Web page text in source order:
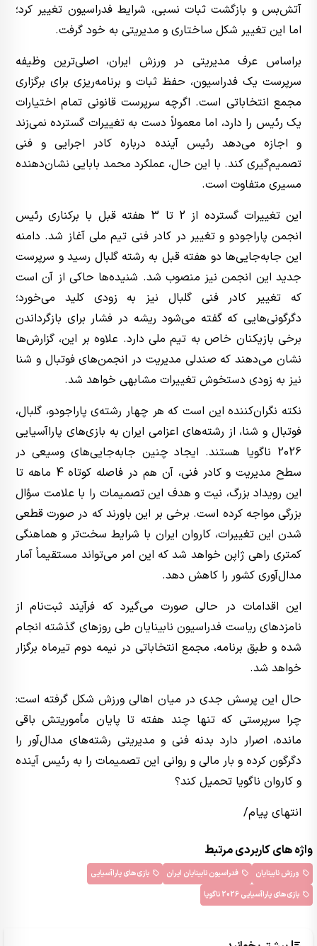
آتش‌بس و بازگشت ثبات نسبی، شرایط فدراسیون تغییر کرد؛
اما این تغییر شکل ساختاری و مدیریتی به خود گرفت.
براساس عرف مدیریتی در ورزش ایران، اصلی‌ترین وظیفه
سرپرست یک فدراسیون، حفظ ثبات و برنامه‌ریزی برای برگزاری
مجمع انتخاباتی است. اگرچه سرپرست قانونی تمام اختیارات
یک رئیس را دارد، اما معمولاً دست به تغییرات گسترده نمی‌زند
و اجازه می‌دهد رئیس آینده درباره کادر اجرایی و فنی
تصمیم‌گیری کند. با این حال، عملکرد محمد بابایی نشان‌دهنده
مسیری متفاوت است.
این تغییرات گسترده از 2 تا 3 هفته قبل با برکناری رئیس
انجمن پاراجودو و تغییر در کادر فنی تیم ملی آغاز شد. دامنه
این جابه‌جایی‌ها دو هفته قبل به رشته گلبال رسید و سرپرست
جدید این انجمن نیز منصوب شد. شنیده‌ها حاکی از آن است
که تغییر کادر فنی گلبال نیز به زودی کلید می‌خورد؛
دگرگونی‌هایی که گفته می‌شود ریشه در فشار برای بازگرداندن
برخی بازیکنان خاص به تیم ملی دارد. علاوه بر این، گزارش‌ها
نشان می‌دهند که صندلی مدیریت در انجمن‌های فوتبال و شنا
نیز به زودی دستخوش تغییرات مشابهی خواهد شد.
نکته نگران‌کننده این است که هر چهار رشته‌ی پاراجودو، گلبال،
فوتبال و شنا، از رشته‌های اعزامی ایران به بازی‌های پاراآسیایی
2026 ناگویا هستند. ایجاد چنین جابه‌جایی‌های وسیعی در
سطح مدیریت و کادر فنی، آن هم در فاصله کوتاه 4 ماهه تا
این رویداد بزرگ، نیت و هدف این تصمیمات را با علامت سؤال
بزرگی مواجه کرده است. برخی بر این باورند که در صورت قطعی
شدن این تغییرات، کاروان ایران با شرایط سخت‌تر و هماهنگی
کمتری راهی ژاپن خواهد شد که این امر می‌تواند مستقیماً آمار
مدال‌آوری کشور را کاهش دهد.
این اقدامات در حالی صورت می‌گیرد که فرآیند ثبت‌نام از
نامزدهای ریاست فدراسیون نابینایان طی روزهای گذشته انجام
شده و طبق برنامه، مجمع انتخاباتی در نیمه دوم تیرماه برگزار
خواهد شد.
حال این پرسش جدی در میان اهالی ورزش شکل گرفته است:
چرا سرپرستی که تنها چند هفته تا پایان مأموریتش باقی
مانده، اصرار دارد بدنه فنی و مدیریتی رشته‌های مدال‌آور را
دگرگون کرده و بار مالی و روانی این تصمیمات را به رئیس آینده
و کاروان ناگویا تحمیل کند؟
انتهای پیام/
واژه های کاربردی مرتبط
ورزش نابینایان فدراسیون نابینایان ایران
بازی‌های پاراآسیایی
بازی‌های پاراآسیایی 2026 ناگویا